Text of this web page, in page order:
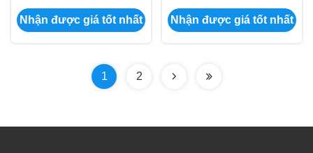
mát động cơ Toyota
Nhận được giá tốt nhất
hệ thống làm mát động
cơ Toyota Camry
Nhận được giá tốt nhất
1 2